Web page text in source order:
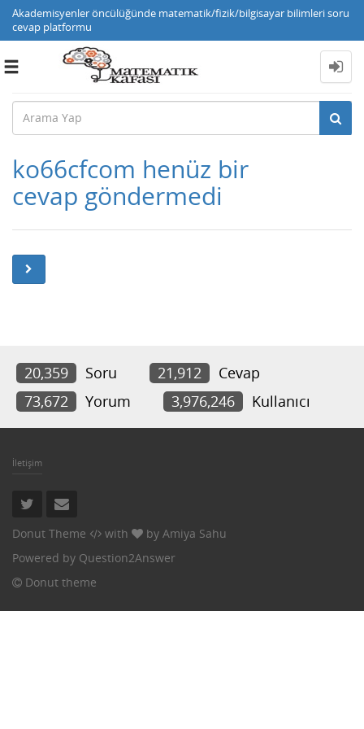
Akademisyenler öncülüğünde matematik/fizik/bilgisayar bilimleri soru
cevap platformu
Toggle
ko66cfcom henüz bir
cevap göndermedi
20,359 Soru 21,912
Cevap
73,672
Yorum 3,976,246 Kullanıcı
İletişim
Donut Theme with by Amiya Sahu
Powered by Question2Answer
Donut theme